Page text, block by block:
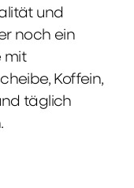
und
noch ein
mit
Koffein,
täglich